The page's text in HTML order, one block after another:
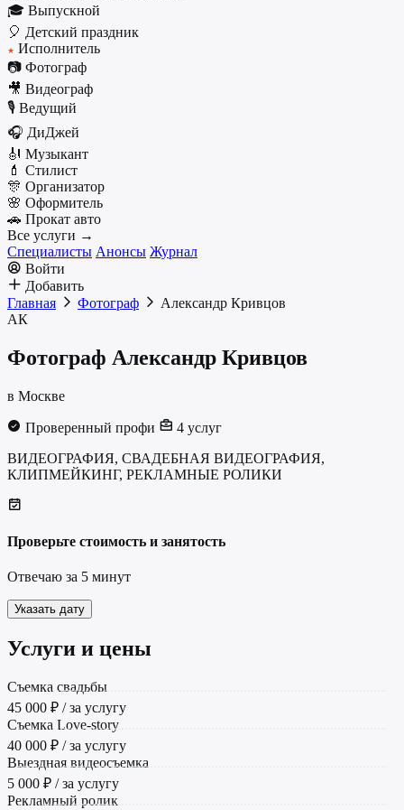
🎓 Выпускной
🎈 Детский праздник
★ Исполнитель
📷 Фотограф
🎥 Видеограф
🎙️ Ведущий
🎧 ДиДжей
🎻 Музыкант
💄 Стилист
🎊 Организатор
🌸 Оформитель
🚗 Прокат авто
Все услуги →
Специалисты Анонсы Журнал
Войти
Добавить
Главная
Фотограф
Александр Кривцов
АК
Фотограф Александр Кривцов
в Москве
Проверенный профи
4 услуг
ВИДЕОГРАФИЯ, СВАДЕБНАЯ ВИДЕОГРАФИЯ,
КЛИПМЕЙКИНГ, РЕКЛАМНЫЕ РОЛИКИ
Проверьте стоимость и занятость
Отвечаю за 5 минут
Указать дату
Услуги и цены
Cъемка свадьбы
45 000 ₽ / за услугу
Съемка Love-story
40 000 ₽ / за услугу
Выездная видеосъемка
5 000 ₽ / за услугу
Рекламный ролик